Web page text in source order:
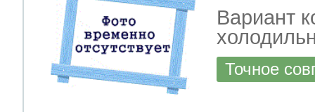
Вариант
Точное